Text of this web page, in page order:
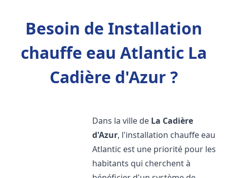
Besoin de Installation
chauffe eau Atlantic La
Cadière d'Azur ?
Dans la ville de La Cadière
d'Azur, l'installation chauffe eau
Atlantic est une priorité pour les
habitants qui cherchent à